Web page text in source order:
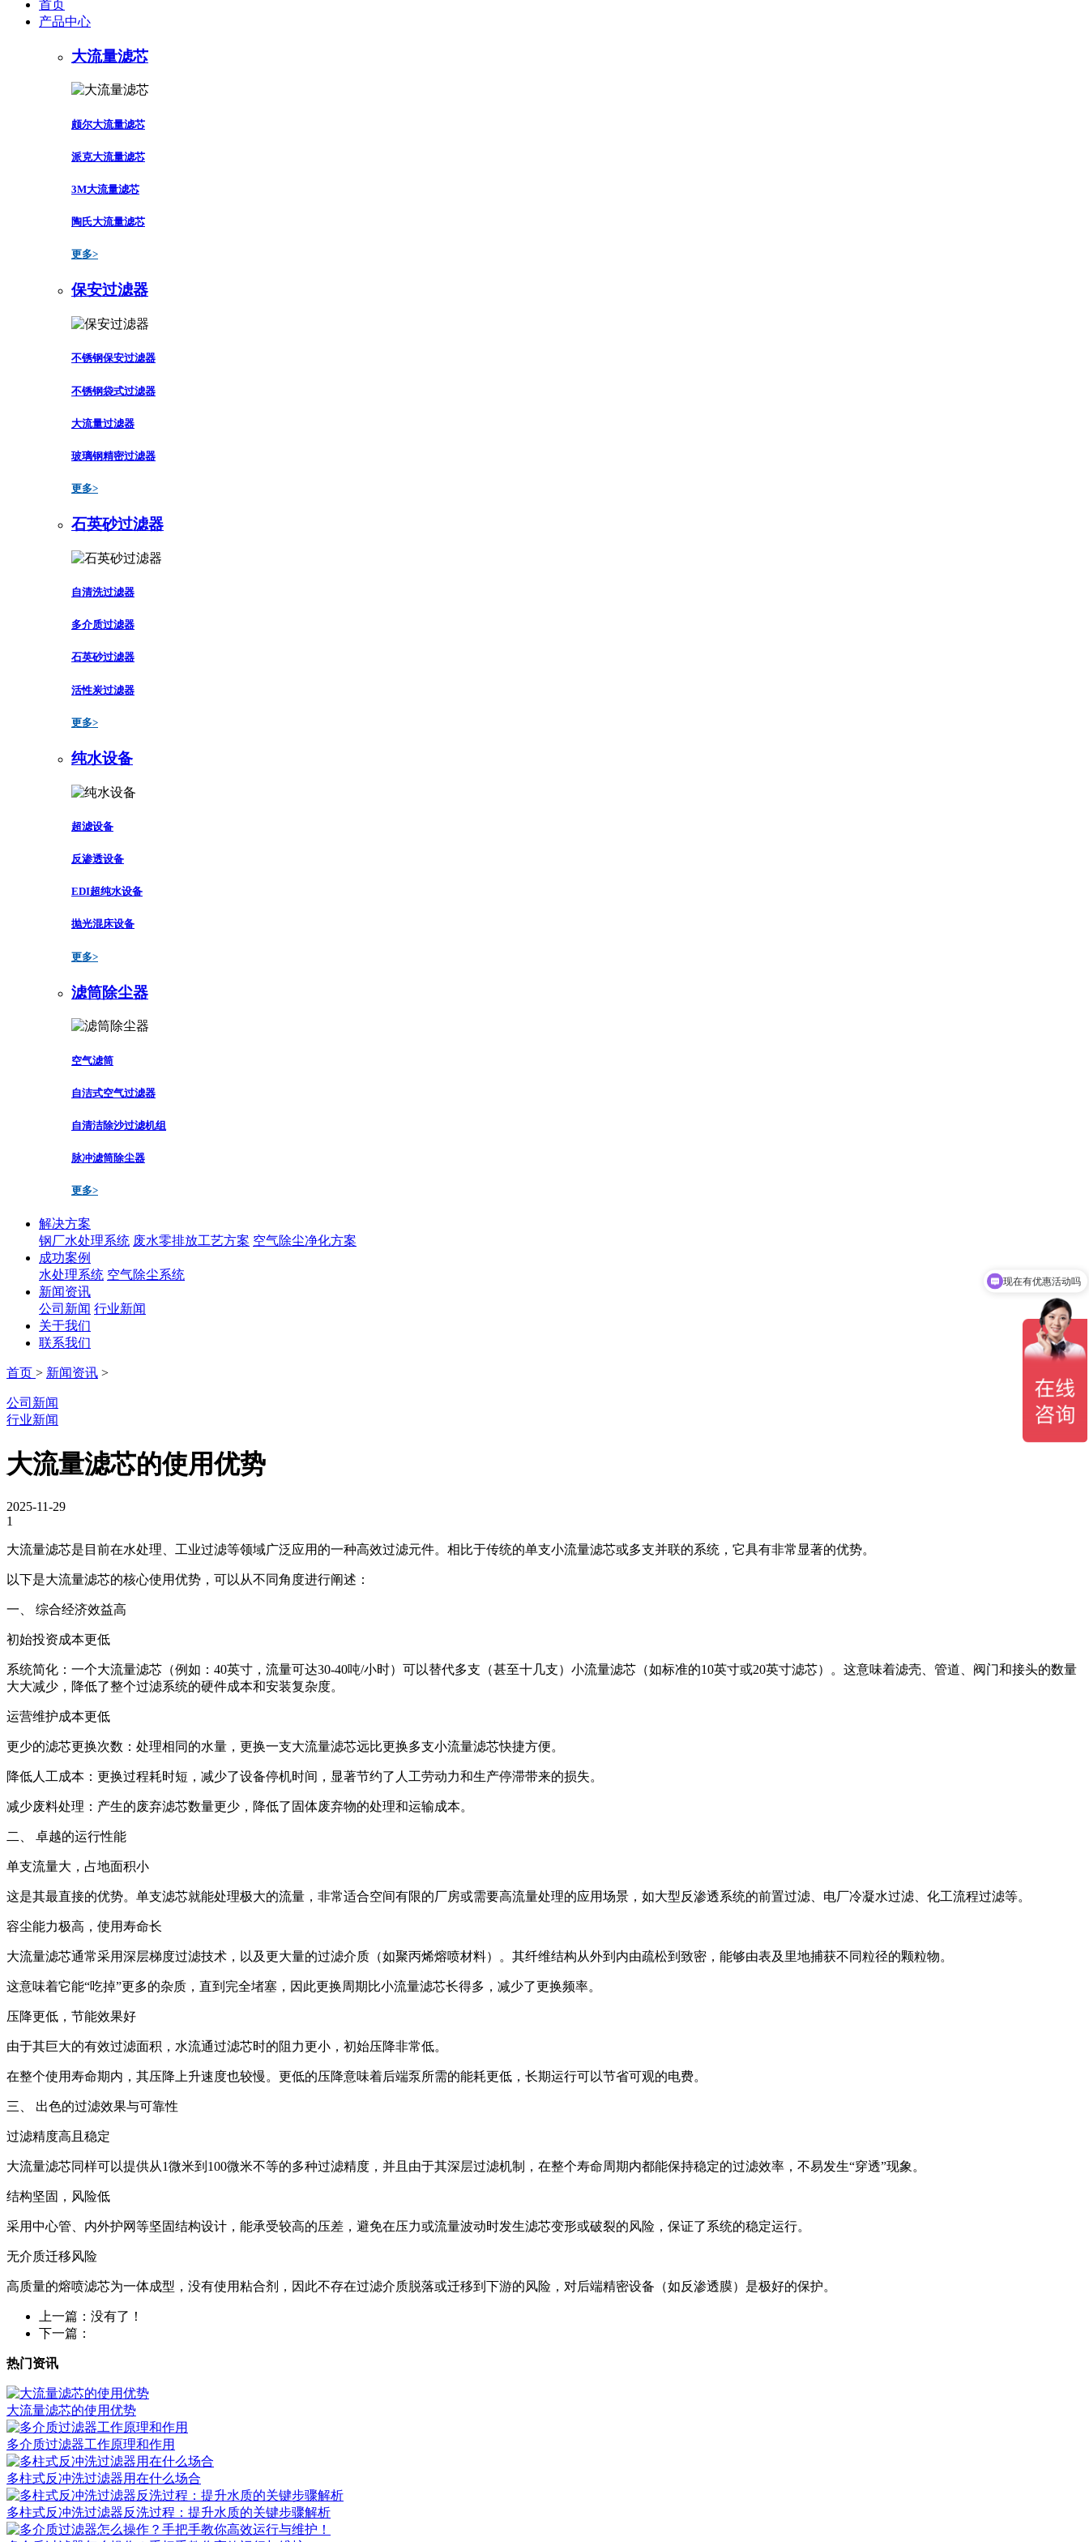
首页
产品中心
大流量滤芯
颇尔大流量滤芯
派克大流量滤芯
3M大流量滤芯
陶氏大流量滤芯
更多>
保安过滤器
不锈钢保安过滤器
不锈钢袋式过滤器
大流量过滤器
玻璃钢精密过滤器
更多>
石英砂过滤器
自清洗过滤器
多介质过滤器
石英砂过滤器
活性炭过滤器
更多>
纯水设备
超滤设备
反渗透设备
EDI超纯水设备
抛光混床设备
更多>
滤筒除尘器
空气滤筒
自洁式空气过滤器
自清洁除沙过滤机组
脉冲滤筒除尘器
更多>
解决方案
钢厂水处理系统 废水零排放工艺方案 空气除尘净化方案
成功案例
水处理系统 空气除尘系统
新闻资讯
公司新闻 行业新闻
关于我们
联系我们
首页 > 新闻资讯 >
公司新闻
行业新闻
大流量滤芯的使用优势
2025-11-29
1
大流量滤芯是目前在水处理、工业过滤等领域广泛应用的一种高效过滤元件。相比于传统的单支小流量滤芯或多支并联的系统，它具有非常显著的优势。
以下是大流量滤芯的核心使用优势，可以从不同角度进行阐述：
一、 综合经济效益高
初始投资成本更低
系统简化：一个大流量滤芯（例如：40英寸，流量可达30-40吨/小时）可以替代多支（甚至十几支）小流量滤芯（如标准的10英寸或20英寸滤芯）。这意味着滤壳、管道、阀门和接头的数量
大大减少，降低了整个过滤系统的硬件成本和安装复杂度。
运营维护成本更低
更少的滤芯更换次数：处理相同的水量，更换一支大流量滤芯远比更换多支小流量滤芯快捷方便。
降低人工成本：更换过程耗时短，减少了设备停机时间，显著节约了人工劳动力和生产停滞带来的损失。
减少废料处理：产生的废弃滤芯数量更少，降低了固体废弃物的处理和运输成本。
二、 卓越的运行性能
单支流量大，占地面积小
这是其最直接的优势。单支滤芯就能处理极大的流量，非常适合空间有限的厂房或需要高流量处理的应用场景，如大型反渗透系统的前置过滤、电厂冷凝水过滤、化工流程过滤等。
容尘能力极高，使用寿命长
大流量滤芯通常采用深层梯度过滤技术，以及更大量的过滤介质（如聚丙烯熔喷材料）。其纤维结构从外到内由疏松到致密，能够由表及里地捕获不同粒径的颗粒物。
这意味着它能“吃掉”更多的杂质，直到完全堵塞，因此更换周期比小流量滤芯长得多，减少了更换频率。
压降更低，节能效果好
由于其巨大的有效过滤面积，水流通过滤芯时的阻力更小，初始压降非常低。
在整个使用寿命期内，其压降上升速度也较慢。更低的压降意味着后端泵所需的能耗更低，长期运行可以节省可观的电费。
三、 出色的过滤效果与可靠性
过滤精度高且稳定
大流量滤芯同样可以提供从1微米到100微米不等的多种过滤精度，并且由于其深层过滤机制，在整个寿命周期内都能保持稳定的过滤效率，不易发生“穿透”现象。
结构坚固，风险低
采用中心管、内外护网等坚固结构设计，能承受较高的压差，避免在压力或流量波动时发生滤芯变形或破裂的风险，保证了系统的稳定运行。
无介质迁移风险
高质量的熔喷滤芯为一体成型，没有使用粘合剂，因此不存在过滤介质脱落或迁移到下游的风险，对后端精密设备（如反渗透膜）是极好的保护。
上一篇：没有了！
下一篇：
热门资讯
大流量滤芯的使用优势
多介质过滤器工作原理和作用
多柱式反冲洗过滤器用在什么场合
多柱式反冲洗过滤器反洗过程：提升水质的关键步骤解析
现在有优惠活动吗